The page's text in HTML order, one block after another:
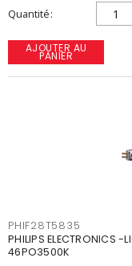
Quantité
AJOUTER AU
PANIER
PHIF28T5835
PHILIPS ELECTRONICS -
46PO3500K